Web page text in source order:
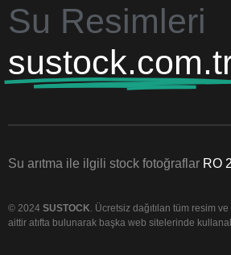
Su Resimleri
Su arıtma ile ilgili stock fotoğraflar RO
© 2024 SUSTOCK. Ücretsiz dağıtılan tüm resim
aittir atıfta bulunarak başka web sitelerinde